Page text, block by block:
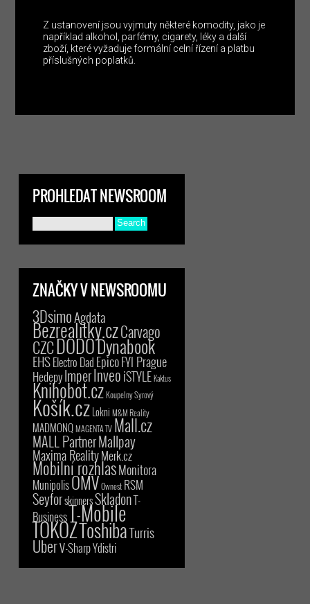
Z ustanovení jsou vyjmuty některé komodity, jako je
například alkohol, parfémy, cigarety, léky a další
zboží, které vyžaduje formální celní řízení a platbu
příslušných poplatků.
PROHLEDAT NEWSROOM
ZNAČKY V NEWSROOMU
3DsimoAgdata
Bezrealitky.czCarvago
CZCDODODynabook
EHSElectro Dad EpicoFYI Prague
HedepyImperInveoiSTYLE Kaktus
Knihobot.czKoupelny Syrový
Košík.czLokni M&M Reality
MADMONQMAGENTA TV Mall.cz
MALL PartnerMallpay
Maxima RealityMerk.cz
Mobilní rozhlasMonitora
MunipolisOMVOwnest RSM
SeyforskinnersSkladonT-
BusinessT-Mobile
TOKOZToshibaTurris
UberV-SharpYdistri